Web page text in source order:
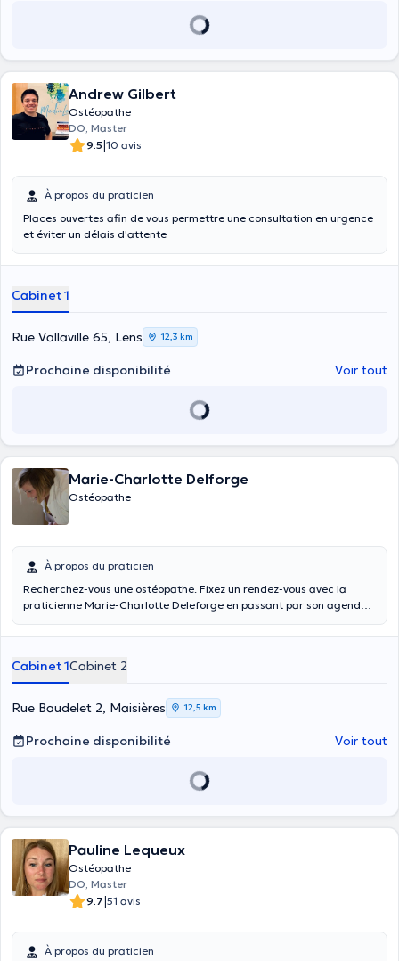
Andrew Gilbert
Ostéopathe
DO, Master
9.5|10 avis
À propos du praticien
Places ouvertes afin de vous permettre une consultation en urgence
et éviter un délais d'attente
Cabinet 1
Rue Vallaville 65, Lens 12,3 km
Prochaine disponibilité Voir tout
Marie-Charlotte Delforge
Ostéopathe
À propos du praticien
Recherchez-vous une ostéopathe. Fixez un rendez-vous avec la
praticienne Marie-Charlotte Deleforge en passant par son agenda
Maisière (rue Raudelet 2e. Elle donne ses soins aux enfants
femmes enceintes (durant la grossesse, consultation périnatale et
post-partum).
Cabinet 1Cabinet 2
Rue Baudelet 2, Maisières 12,5 km
Prochaine disponibilité Voir tout
Pauline Lequeux
Ostéopathe
DO, Master
9.7|51 avis
À propos du praticien